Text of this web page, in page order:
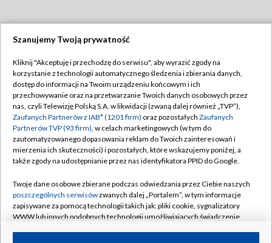
TVP
Abonament TVP
Emisja w TVP
Centrum informacji TVP
Naziemna Telewizja Cyfrowa
Rada Programowa
System NOS
Informacje o nadawcy
Regulamin TVP
Polityka prywatności
Moje zgody
Pomoc
Kontakt
Kanały
Szanujemy Twoją prywatność
Kliknij "Akceptuję i przechodzę do serwisu", aby wyrazić zgody na
korzystanie z technologii automatycznego śledzenia i zbierania danych,
dostęp do informacji na Twoim urządzeniu końcowym i ich
przechowywanie oraz na przetwarzanie Twoich danych osobowych przez
nas, czyli Telewizję Polską S.A. w likwidacji (zwaną dalej również „TVP”),
Zaufanych Partnerów z IAB* (1201 firm) oraz pozostałych Zaufanych
Partnerów TVP (93 firm), w celach marketingowych (w tym do
zautomatyzowanego dopasowania reklam do Twoich zainteresowań i
mierzenia ich skuteczności) i pozostałych, które wskazujemy poniżej, a
także zgody na udostępnianie przez nas identyfikatora PPID do Google.
Twoje dane osobowe zbierane podczas odwiedzania przez Ciebie naszych
poszczególnych serwisówzwanych dalej „Portalem”, w tym informacje
zapisywane za pomocą technologii takich jak: pliki cookie, sygnalizatory
WWW lub innych podobnych technologii umożliwiających świadczenie